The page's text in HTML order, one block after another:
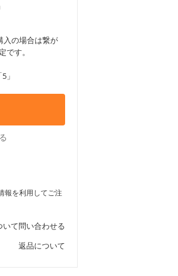
入の場合は繋が
す。
」
報を利用してご注
いて問い合わせる
返品について